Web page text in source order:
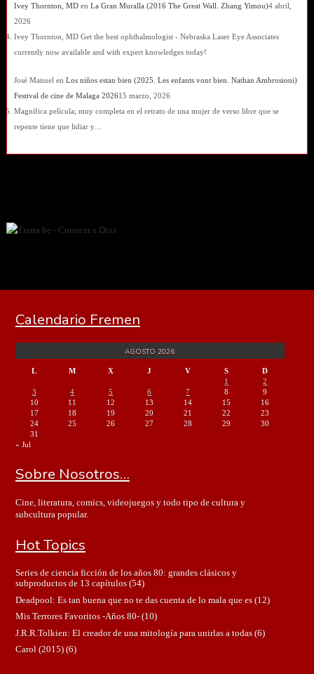
Ivey Thornton, MDen La Gran Muralla (2016 The Great Wall. Zhang Yimou)4 abril,
2026
Ivey Thornton, MD Get the best ophthalmologist - Nebraska Laser Eye Associates
currently now available and with expert knowledges today!
José Manuel en Los niños estan bien (2025. Les enfants vont bien. Nathan Ambrosioni)
Festival de cine de Malaga 202615 marzo, 2026
Magnífica película; muy completa en el retrato de una mujer de verso libre que se
repente tiene que lidiar y…
Calendario Fremen
AGOSTO 2026
L M X J V S
D
1
2
3
4 5 6 7 8
9
10
11 12 13 14 15
16
17
18 19 20 21 22
23
24
25 26 27 28 29
30
31
« Jul
Sobre Nosotros…
Cine, literatura, comics, videojuegos y todo tipo de cultura y
subcultura popular.
Hot Topics
Series de ciencia ficción de los años 80: grandes clásicos y
subproductos de 13 capítulos(54)
Deadpool: Es tan buena que no te das cuenta de lo mala que es(12)
Mis Terrores Favoritos -Años 80-(10)
J.R.R.Tolkien: El creador de una mitología para unirlas a todas(6)
Carol (2015)(6)